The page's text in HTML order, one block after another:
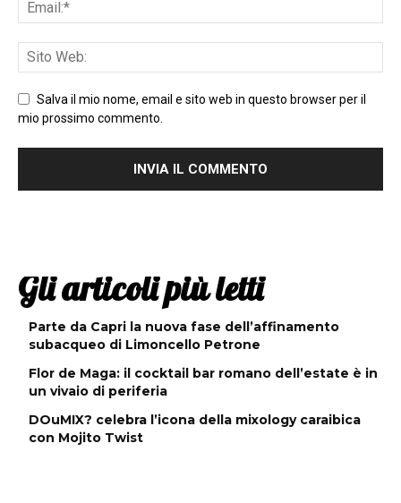
Salva il mio nome, email e sito web in questo browser per il
mio prossimo commento.
Gli articoli più letti
Parte da Capri la nuova fase dell’affinamento
subacqueo di Limoncello Petrone
Flor de Maga: il cocktail bar romano dell’estate è in
un vivaio di periferia
DOuMIX? celebra l’icona della mixology caraibica
con Mojito Twist